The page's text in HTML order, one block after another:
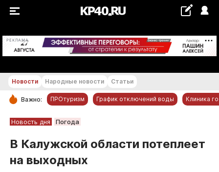
РЕКЛАМА +19...+20 °С
РУБРИКИ
Новости компаний
Статьи
Новости Народные новости Статьи
Важно: ПРОтуризм График отключений воды Клиника
Новость дня Погода
В Калужской области потеплеет
на выходных